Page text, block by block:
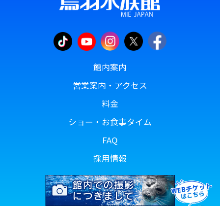
館内案内
営業案内・アクセス
料金
ショー・お食事タイム
FAQ
採用情報